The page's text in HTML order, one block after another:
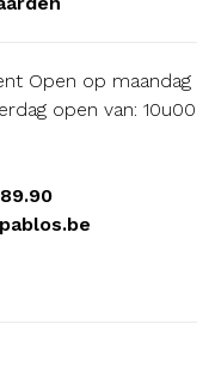
Open op maandag
open van: 10u00